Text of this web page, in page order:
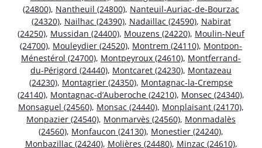
(24800), Nantheuil (24800), Nanteuil-Auriac-de-Bourzac
(24320), Nailhac (24390), Nadaillac (24590), Nabirat
(24250), Mussidan (24400), Mouzens (24220), Moulin-Neuf
(24700), Mouleydier (24520), Montrem (24110), Montpon-
Ménestérol (24700), Montpeyroux (24610), Montferrand-
du-Périgord (24440), Montcaret (24230), Montazeau
(24230), Montagrier (24350), Montagnac-la-Crempse
(24140), Montagnac-d’Auberoche (24210), Monsec (24340),
Monsaguel (24560), Monsac (24440), Monplaisant (24170),
Monpazier (24540), Monmarvès (24560), Monmadalès
(24560), Monfaucon (24130), Monestier (24240),
Monbazillac (24240), Molières (24480), Minzac (24610),